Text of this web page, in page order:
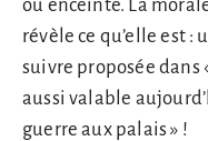
ou enceinte. La
révèle ce qu’elle est :
suivre proposée dans
aussi valable
guerre aux palais » !